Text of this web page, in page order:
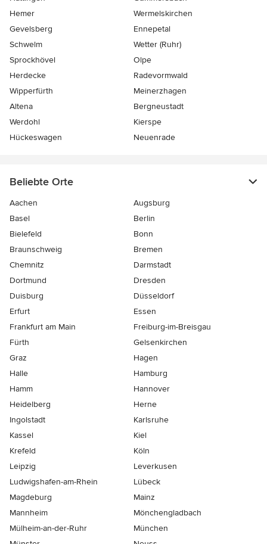
Hemer
Wermelskirchen
Gevelsberg
Ennepetal
Schwelm
Wetter (Ruhr)
Sprockhövel
Olpe
Herdecke
Radevormwald
Wipperfürth
Meinerzhagen
Altena
Bergneustadt
Werdohl
Kierspe
Hückeswagen
Neuenrade
Beliebte Orte
Aachen
Augsburg
Basel
Berlin
Bielefeld
Bonn
Braunschweig
Bremen
Chemnitz
Darmstadt
Dortmund
Dresden
Duisburg
Düsseldorf
Erfurt
Essen
Frankfurt am Main
Freiburg-im-Breisgau
Fürth
Gelsenkirchen
Graz
Hagen
Halle
Hamburg
Hamm
Hannover
Heidelberg
Herne
Ingolstadt
Karlsruhe
Kassel
Kiel
Krefeld
Köln
Leipzig
Leverkusen
Ludwigshafen-am-Rhein
Lübeck
Magdeburg
Mainz
Mannheim
Mönchen­gladbach
Mülheim-an-der-Ruhr
München